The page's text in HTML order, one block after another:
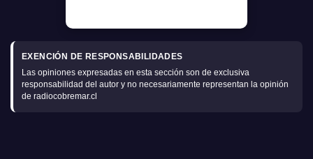
EXENCIÓN DE RESPONSABILIDADES
Las opiniones expresadas en esta sección son de exclusiva
responsabilidad del autor y no necesariamente representan la opinión
de radiocobremar.cl